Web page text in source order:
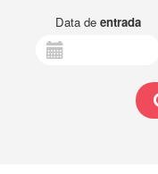
Data de entrada